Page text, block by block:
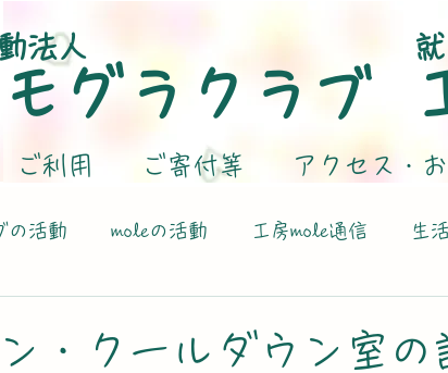
法人
グラクラブ
ご利用 ご寄付等 アクセス・
の活動 moleの活動 工房mole通信 生
・クールダウン室の